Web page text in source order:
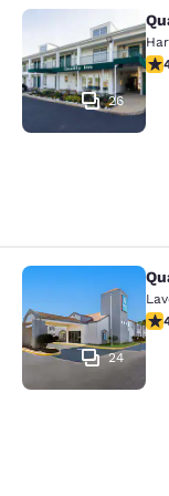
Quality
26
Quality
24